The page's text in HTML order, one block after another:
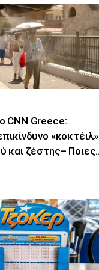
CNN Greece:
«κοκτέιλ»
και ζέστης– Ποιες